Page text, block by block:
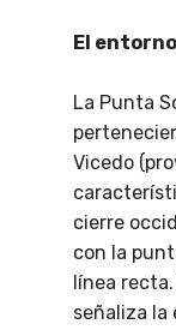
El entorno
La Punta
Vicedo
cierre
con la
línea
señaliza la